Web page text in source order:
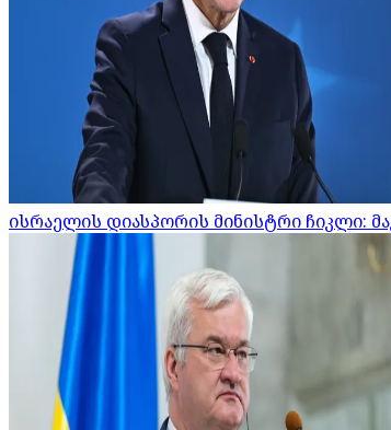
ისრაელის დიასპორის მინისტრი ჩიკლი: